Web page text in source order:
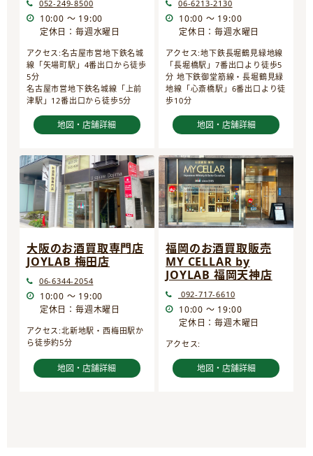
052-249-8500
10:00 ～ 19:00
定休日：毎週水曜日
アクセス:名古屋市営地下鉄名城
線「矢場町駅」4番出口から徒歩
5分
名古屋市営地下鉄名城線「上前
津駅」12番出口から徒歩5分
地図・店舗詳細
06-6213-2130
10:00 ～ 19:00
定休日：毎週水曜日
アクセス:地下鉄長堀鶴見緑地線
「長堀橋駅」7番出口より徒歩5
分 地下鉄御堂筋線・長堀鶴見緑
地線「心斎橋駅」6番出口より徒
歩10分
地図・店舗詳細
大阪のお酒買取専門店
JOYLAB 梅田店
06-6344-2054
10:00 ～ 19:00
定休日：毎週木曜日
アクセス:北新地駅・西梅田駅か
ら徒歩約5分
地図・店舗詳細
福岡のお酒買取販売
MY CELLAR by
JOYLAB 福岡天神店
092-717-6610
10:00 ～ 19:00
定休日：毎週木曜日
アクセス:
地図・店舗詳細